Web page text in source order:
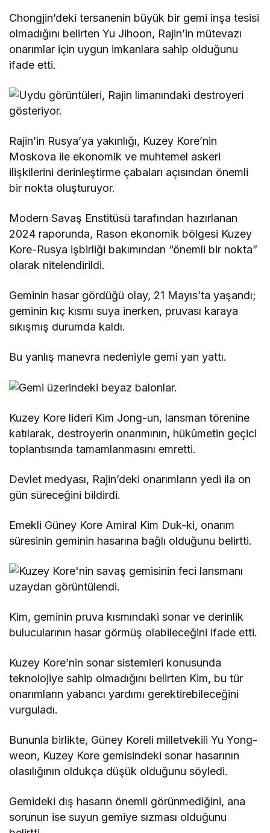
Chongjin’deki tersanenin büyük bir gemi inşa tesisi
olmadığını belirten Yu Jihoon, Rajin’in mütevazı
onarımlar için uygun imkanlara sahip olduğunu
ifade etti.
Rajin’in Rusya’ya yakınlığı, Kuzey Kore’nin
Moskova ile ekonomik ve muhtemel askeri
ilişkilerini derinleştirme çabaları açısından önemli
bir nokta oluşturuyor.
Modern Savaş Enstitüsü tarafından hazırlanan
2024 raporunda, Rason ekonomik bölgesi Kuzey
Kore-Rusya işbirliği bakımından “önemli bir nokta”
olarak nitelendirildi.
Geminin hasar gördüğü olay, 21 Mayıs’ta yaşandı;
geminin kıç kısmı suya inerken, pruvası karaya
sıkışmış durumda kaldı.
Bu yanlış manevra nedeniyle gemi yan yattı.
Kuzey Kore lideri Kim Jong-un, lansman törenine
katılarak, destroyerin onarımının, hükûmetin geçici
toplantısında tamamlanmasını emretti.
Devlet medyası, Rajin’deki onarımların yedi ila on
gün süreceğini bildirdi.
Emekli Güney Kore Amiral Kim Duk-ki, onarım
süresinin geminin hasarına bağlı olduğunu belirtti.
Kim, geminin pruva kısmındaki sonar ve derinlik
bulucularının hasar görmüş olabileceğini ifade etti.
Kuzey Kore’nin sonar sistemleri konusunda
teknolojiye sahip olmadığını belirten Kim, bu tür
onarımların yabancı yardımı gerektirebileceğini
vurguladı.
Bununla birlikte, Güney Koreli milletvekili Yu Yong-
weon, Kuzey Kore gemisindeki sonar hasarının
olasılığının oldukça düşük olduğunu söyledi.
Gemideki dış hasarın önemli görünmediğini, ana
sorunun ise suyun gemiye sızması olduğunu